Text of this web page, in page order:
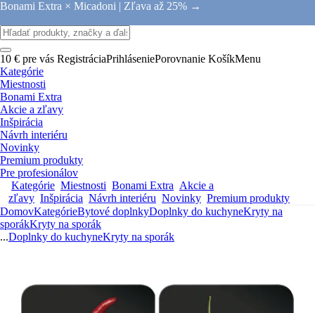
Bonami Extra × Micadoni | Zľava až 25% →
10 € pre vás RegistráciaPrihláseniePorovnanie KošíkMenu
Kategórie
Miestnosti
Bonami Extra
Akcie a zľavy
Inšpirácia
Návrh interiéru
Novinky
Premium produkty
Pre profesionálov
Kategórie Miestnosti Bonami Extra Akcie a
zľavy Inšpirácia Návrh interiéru Novinky Premium produkty
DomovKategórieBytové doplnkyDoplnky do kuchyneKryty na
sporákKryty na sporák
...Doplnky do kuchyneKryty na sporák